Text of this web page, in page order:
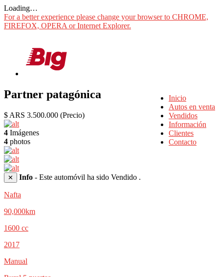
Loading…
For a better experience please change your browser to CHROME,
FIREFOX, OPERA or Internet Explorer.
Inicio
Autos en venta
Vendidos
Información
Clientes
Contacto
Partner patagónica
$ ARS 3.500.000 (Precio)
4 Imágenes
4 photos
✕ Info - Este automóvil ha sido Vendido .
Nafta
90,000km
1600 cc
2017
Manual